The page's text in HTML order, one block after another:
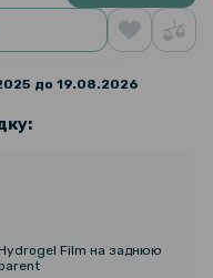
до 19.08.2026
Film на заднюю